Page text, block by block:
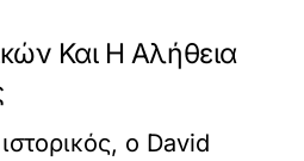
Και Η Αλήθεια
ο David